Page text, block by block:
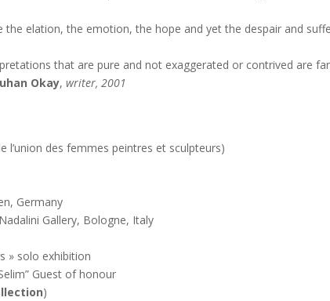
the elation, the emotion, the hope and yet the despair and
that are pure and not exaggerated or contrived are far
Okay, writer, 2001
des femmes peintres et sculpteurs)
Germany
Gallery, Bologne, Italy
solo exhibition
Guest of honour
)